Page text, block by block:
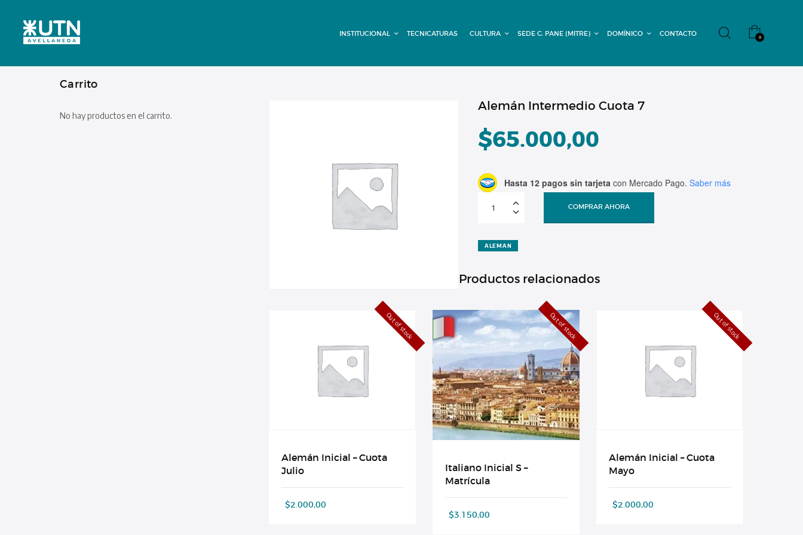
INSTITUCIONAL TECNICATURAS CULTURA SEDE G. PANE (MITRE) DOMÍNICO CONTACTO 0
DOMÍNICO
CONTACTO
Alemán Intermedio Cuota 7
$65.000,00
Hasta 12 pagos sin tarjeta con Mercado Pago. Saber más
Intermedio
Cuota
COMPRAR AHORA
ALEMAN
Productos relacionados
Out of stock
Alemán Inicial – Cuota
Julio
$2.000,00
Out of stock
Italiano Inicial S –
Matrícula
$3.150,00
Out of stock
Alemán Inicial – Cuota
Mayo
$2.000,00
Carrito
No hay productos en el carrito.